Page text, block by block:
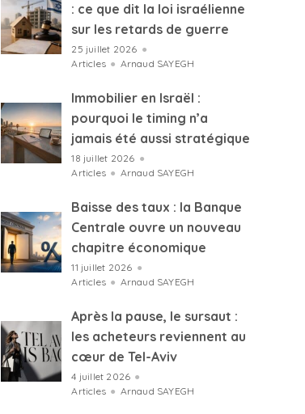
: ce que dit la loi israélienne
sur les retards de guerre
25 juillet 2026 ●
Articles ● Arnaud SAYEGH
Immobilier en Israël :
pourquoi le timing n’a
jamais été aussi stratégique
18 juillet 2026 ●
Articles ● Arnaud SAYEGH
Baisse des taux : la Banque
Centrale ouvre un nouveau
chapitre économique
11 juillet 2026 ●
Articles ● Arnaud SAYEGH
Après la pause, le sursaut :
les acheteurs reviennent au
cœur de Tel-Aviv
4 juillet 2026 ●
Articles ● Arnaud SAYEGH